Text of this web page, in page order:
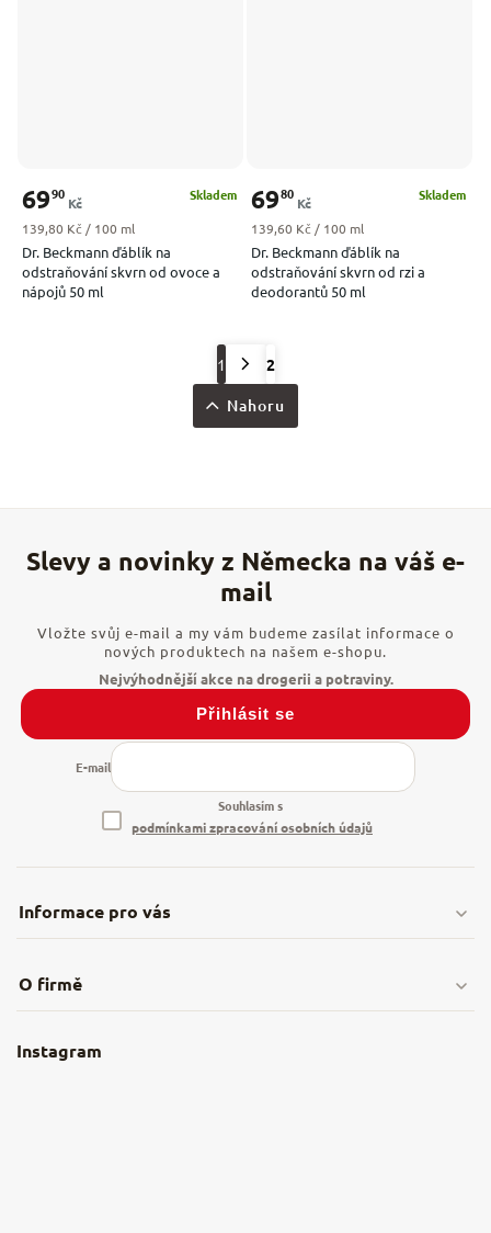
Dr. Beckmann ďáblík na
odstraňování skvrn od ovoce a
nápojů 50 ml
Skladem
6990
Kč
Měrná cena:
139,80 Kč / 100 ml
Dr. Beckmann ďáblík na
odstraňování skvrn od rzi a
deodorantů 50 ml
Skladem
6980
Kč
Měrná cena:
139,60 Kč / 100 ml
1 2
Nahoru
Informace pro vás
Obchodní podmínky
Nejčastější dotazy
Vložte svůj e-mail a my vám budeme zasílat informace o
nových produktech na našem e-shopu.
E-mail
Souhlasím s
podmínkami zpracování osobních údajů
Přihlásit se
Instagram
O firmě